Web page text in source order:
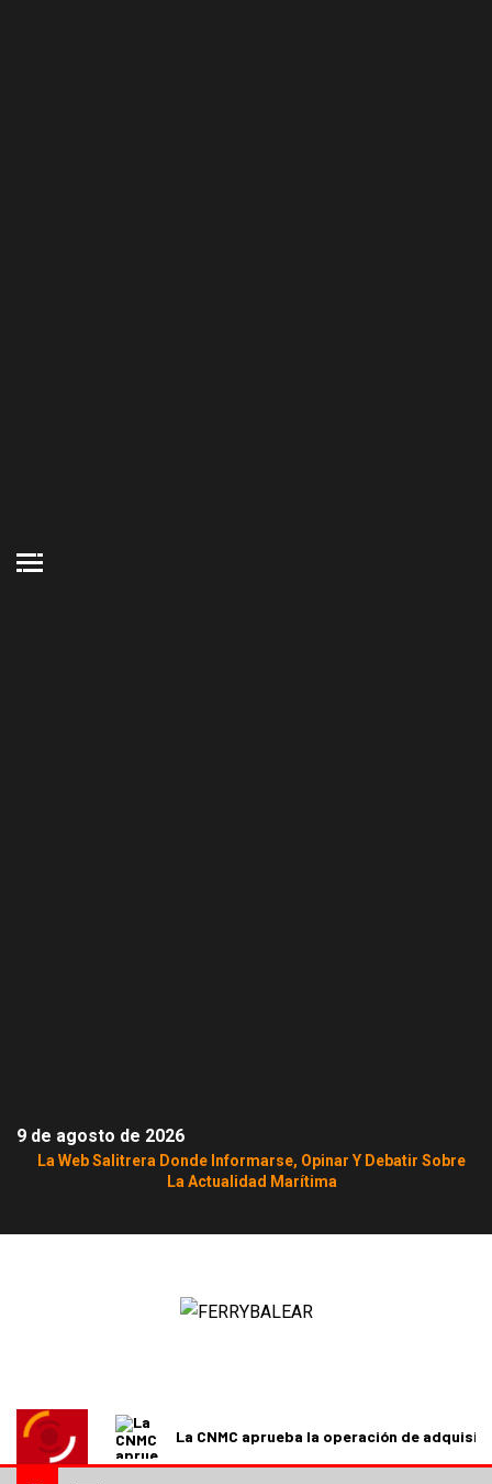
9 de agosto de 2026
La Web Salitrera Donde Informarse, Opinar Y Debatir Sobre
La Actualidad Marítima
La CNMC aprueba la operación de